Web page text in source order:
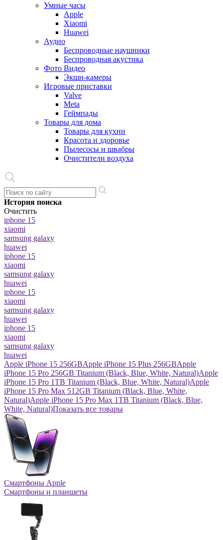
Умные часы
Apple
Xiaomi
Huawei
Аудио
Беспроводные наушники
Беспроводная акустика
Фото Видео
Экшн-камеры
Игровые приставки
Valve
Meta
Геймпады
Товары для дома
Товары для кухни
Красота и здоровье
Пылесосы и швабры
Очистители воздуха
История поиска
Очистить
iphone 15
xiaomi
samsung galaxy
huawei
iphone 15
xiaomi
samsung galaxy
huawei
iphone 15
xiaomi
samsung galaxy
huawei
iphone 15
xiaomi
samsung galaxy
huawei
Apple iPhone 15 256GBApple iPhone 15 Plus 256GBApple
iPhone 15 Pro 256GB Titanium (Black, Blue, White, Natural)Apple
iPhone 15 Pro 1TB Titanium (Black, Blue, White, Natural)Apple
iPhone 15 Pro Max 512GB Titanium (Black, Blue, White,
Natural)Apple iPhone 15 Pro Max 1TB Titanium (Black, Blue,
White, Natural)Показать все товары
Смартфоны Apple
Смартфоны и планшеты